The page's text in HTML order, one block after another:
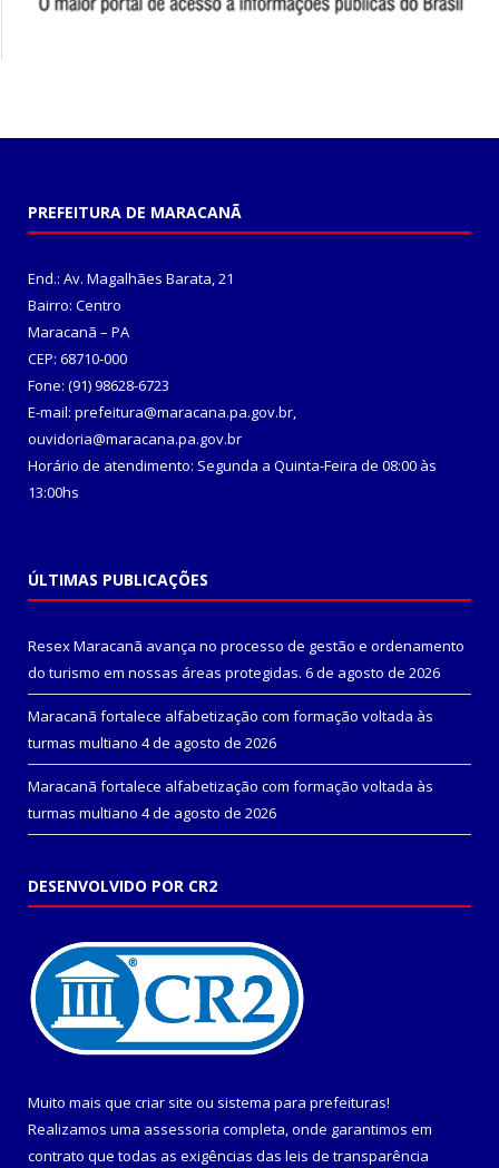
PREFEITURA DE MARACANÃ
End.: Av. Magalhães Barata, 21
Bairro: Centro
Maracanã – PA
CEP: 68710-000
Fone: (91) 98628-6723
E-mail: prefeitura@maracana.pa.gov.br,
ouvidoria@maracana.pa.gov.br
Horário de atendimento: Segunda a Quinta-Feira de 08:00 às
13:00hs
ÚLTIMAS PUBLICAÇÕES
Resex Maracanã avança no processo de gestão e ordenamento
do turismo em nossas áreas protegidas. 6 de agosto de 2026
Maracanã fortalece alfabetização com formação voltada às
turmas multiano 4 de agosto de 2026
Maracanã fortalece alfabetização com formação voltada às
turmas multiano 4 de agosto de 2026
DESENVOLVIDO POR CR2
Muito mais que criar site ou sistema para prefeituras!
Realizamos uma assessoria completa, onde garantimos em
contrato que todas as exigências das leis de transparência